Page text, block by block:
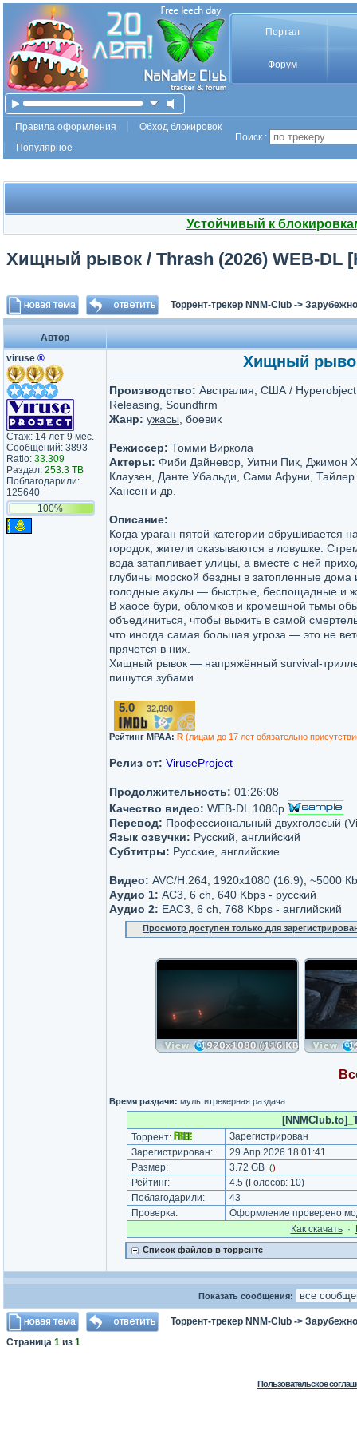
Портал
Форум
Правила оформления
Обход блокировок
Популярное
Поиск :
Устойчивый к
Хищный рывок / Thrash (2026) WEB-DL
Торрент-трекер NNM-Club ->
Автор
viruse ®
Стаж: 14 лет 9 мес.
Сообщений: 3893
Ratio: 33.309
Раздал: 253.3 TB
Поблагодарили:
125640
100%
Хищный
Производство: Австралия, США /
Releasing, Soundfirm
Жанр: ужасы , боевик
Режиссер: Томми Виркола
Актеры: Фиби Дайневор, Уитни Пик, Джимон
Клаузен, Данте Убальди, Сами Афуни,
Хансен и др.
Описание:
Когда ураган пятой категории обрушивается
городок, жители оказываются в ловушке.
вода затапливает улицы, а вместе с ней
глубины морской бездны в затопленные дома
голодные акулы — быстрые, беспощадные и
В хаосе бури, обломков и кромешной тьмы
объединиться, чтобы выжить в самой
что иногда самая большая угроза — это не
прячется в них.
Хищный рывок — напряжённый survival-
пишутся зубами.
5.0 32,090
Рейтинг MPAA: R (лицам до 17 лет обязательно
Релиз от: ViruseProject
Продолжительность: 01:26:08
Качество видео: WEB-DL 1080p
Перевод: Профессиональный двухголосый
Язык озвучки: Русский, английский
Субтитры: Русские, английские
Видео: AVC/H.264, 1920x1080 (16:9), ~5000
Аудио 1: AC3, 6 ch, 640 Kbps - русский
Аудио 2: ЕAC3, 6 ch, 768 Kbps - английский
Просмотр доступен только для
Время раздачи: мультитрекерная раздача
Торрент:
Зарегистрирован
Зарегистрирован:
29 Апр 2026 18:01:41
Размер:
3.72 GB ()
Рейтинг: 4.5 (Голосов: 10)
Поблагодарили:
43
Проверка:
Оформление проверено
Как cкачать·
Список файлов в торренте
Показать сообщения:
Торрент-трекер NNM-Club ->
Страница 1 из 1
Пользовательское